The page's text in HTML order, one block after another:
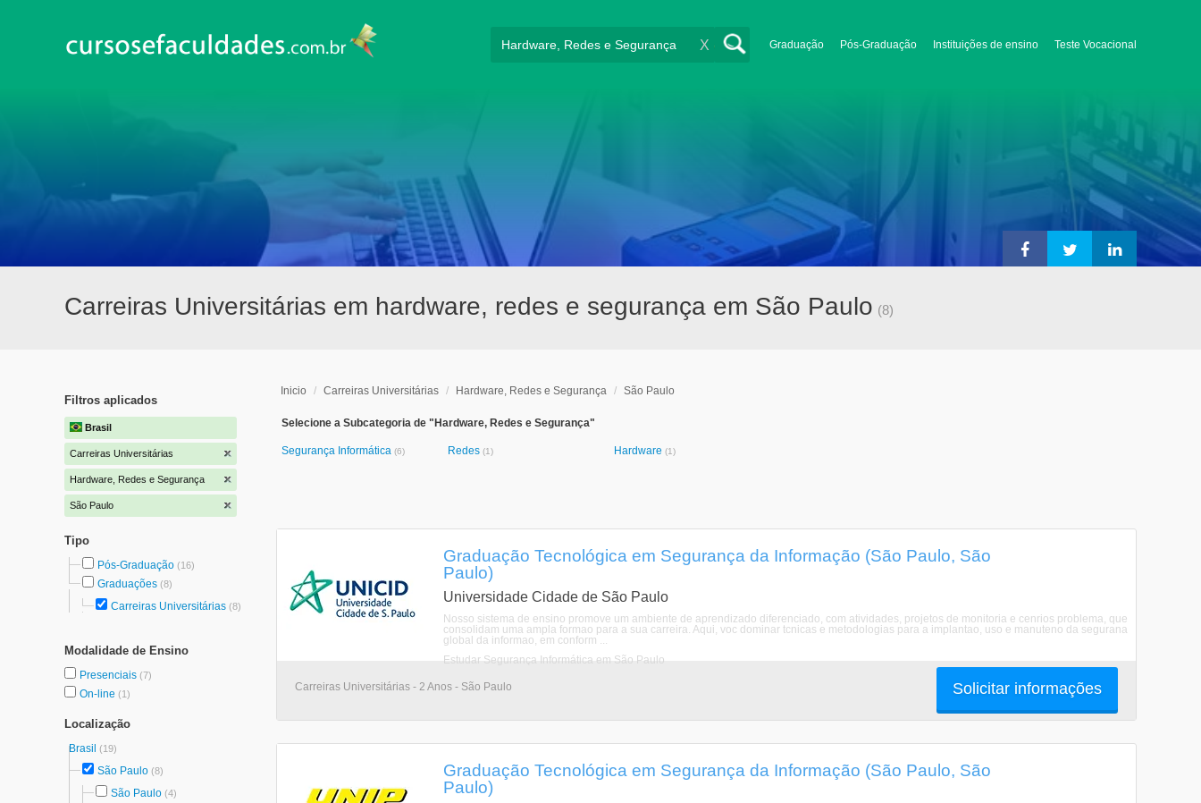
Graduação Pós-Graduação Instituições de ensino Teste Vocacional
X
Carreiras Universitárias em hardware, redes e segurança em São Paulo (8)
Filtros aplicados
Brasil
Carreiras Universitárias
Hardware, Redes e Segurança
São Paulo
Tipo
Pós-Graduação (16)
Graduações (8)
Carreiras Universitárias (8)
Modalidade de Ensino
Presenciais (7)
On-line (1)
Localização
Brasil (19)
São Paulo (8)
São Paulo (4)
Inicio / Carreiras Universitárias / Hardware, Redes e Segurança / São Paulo
Selecione a Subcategoria de "Hardware, Redes e Segurança"
Segurança Informática (6) Redes (1) Hardware (1)
Graduação Tecnológica em Segurança da Informação (São Paulo, São
Paulo)
Universidade Cidade de São Paulo
Nosso sistema de ensino promove um ambiente de aprendizado diferenciado, com atividades, projetos de monitoria e cenrios problema, que
consolidam uma ampla formao para a sua carreira. Aqui, voc dominar tcnicas e metodologias para a implantao, uso e manuteno da segurana
global da informao, em conform ...
Estudar Segurança Informática em São Paulo
Carreiras Universitárias - 2 Anos - São Paulo Solicitar informações
Graduação Tecnológica em Segurança da Informação (São Paulo, São
Paulo)